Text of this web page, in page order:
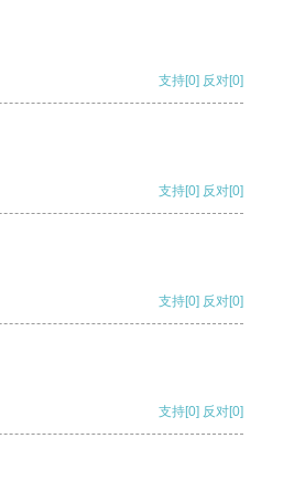
支持[0] 反对[0]
支持[0] 反对[0]
支持[0] 反对[0]
支持[0] 反对[0]